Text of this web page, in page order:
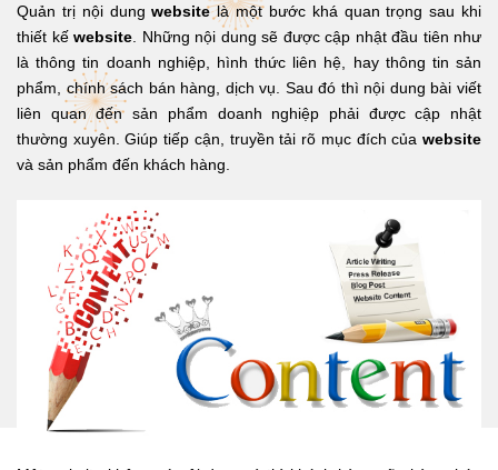
Quản trị nội dungwebsitelà một bước khá quan trọng sau khi
thiết kế website . Những nội dung sẽ được cập nhật đầu tiên như
là thông tin doanh nghiệp, hình thức liên hệ, hay thông tin sản
phẩm, chính sách bán hàng, dịch vụ. Sau đó thì nội dung bài viết
liên quan đến sản phẩm doanh nghiệp phải được cập nhật
thường xuyên. Giúp tiếp cận, truyền tải rõ mục đích của website
và sản phẩm đến khách hàng.